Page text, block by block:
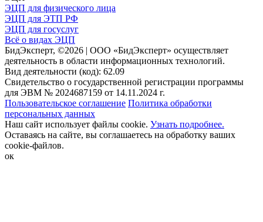
ЭЦП для физического лица
ЭЦП для ЭТП РФ
ЭЦП для госуслуг
Всё о видах ЭЦП
БидЭксперт, ©2026 | ООО «БидЭксперт» осуществляет
деятельность в области информационных технологий.
Вид деятельности (код): 62.09
Свидетельство о государственной регистрации программы
для ЭВМ № 2024687159 от 14.11.2024 г.
Пользовательское соглашение Политика обработки
персональных данных
Наш сайт использует файлы cookie. Узнать подробнее.
Оставаясь на сайте, вы соглашаетесь на обработку ваших
cookie-файлов.
ок